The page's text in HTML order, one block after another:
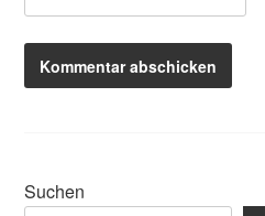
Suchen